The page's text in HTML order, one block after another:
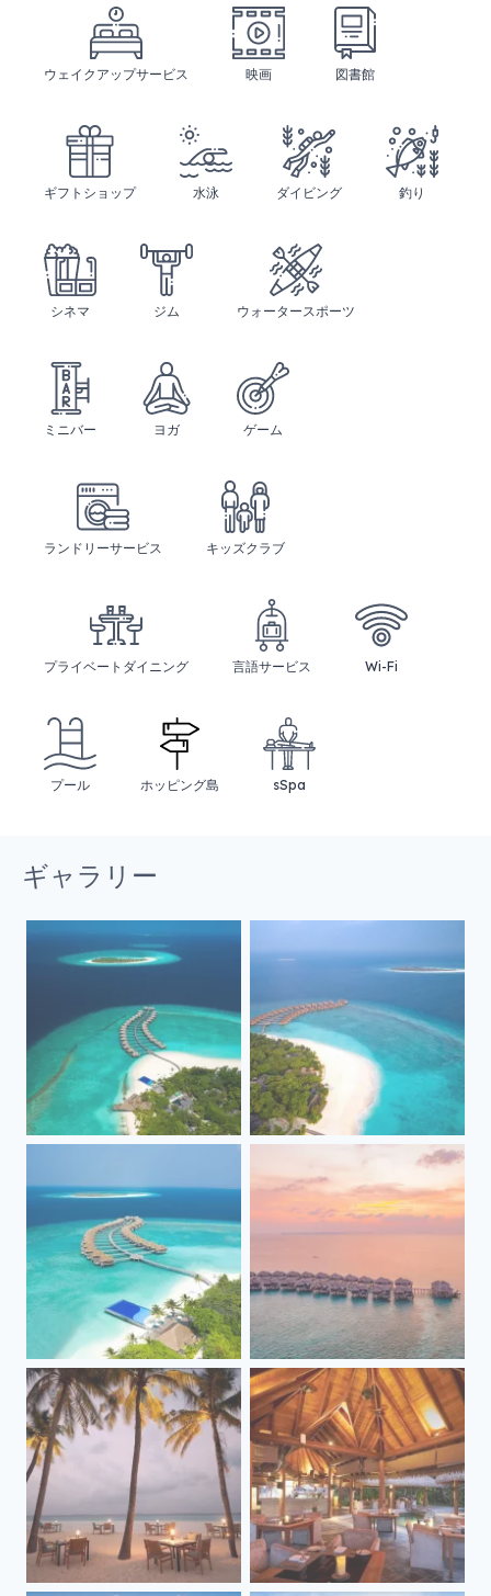
ウェイクアップサービス 映画 図書館
ギフトショップ 水泳 ダイビング 釣り
シネマ ジム ウォータースポーツ
ミニバー ヨガ ゲーム
ランドリーサービス キッズクラブ
プライベートダイニング 言語サービス Wi-Fi
プール ホッピング島 sSpa
ギャラリー